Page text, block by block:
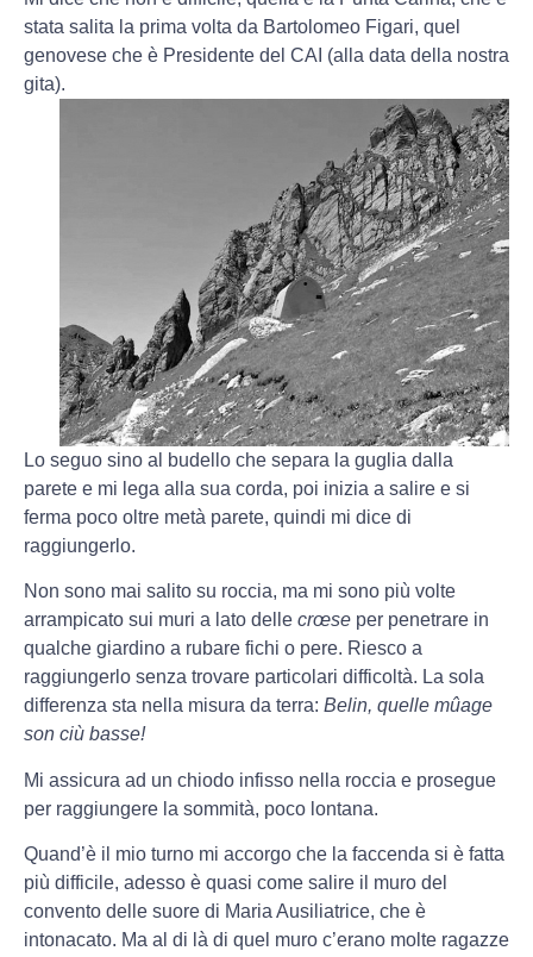
stata salita la prima volta da Bartolomeo Figari, quel
genovese che è Presidente del CAI (alla data della nostra
gita).
Lo seguo sino al budello che separa la guglia dalla
parete e mi lega alla sua corda, poi inizia a salire e si
ferma poco oltre metà parete, quindi mi dice di
raggiungerlo.
Non sono mai salito su roccia, ma mi sono più volte
arrampicato sui muri a lato delle crœse per penetrare in
qualche giardino a rubare fichi o pere. Riesco a
raggiungerlo senza trovare particolari difficoltà. La sola
differenza sta nella misura da terra: Belin, quelle mûage
son ciù basse!
Mi assicura ad un chiodo infisso nella roccia e prosegue
per raggiungere la sommità, poco lontana.
Quand’è il mio turno mi accorgo che la faccenda si è fatta
più difficile, adesso è quasi come salire il muro del
convento delle suore di Maria Ausiliatrice, che è
intonacato. Ma al di là di quel muro c’erano molte ragazze